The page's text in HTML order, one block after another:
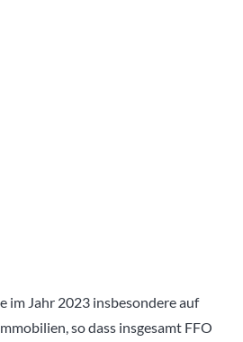
im Jahr 2023 insbesondere auf
so dass insgesamt FFO